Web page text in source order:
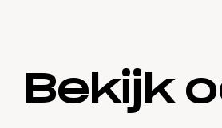
Bekijk